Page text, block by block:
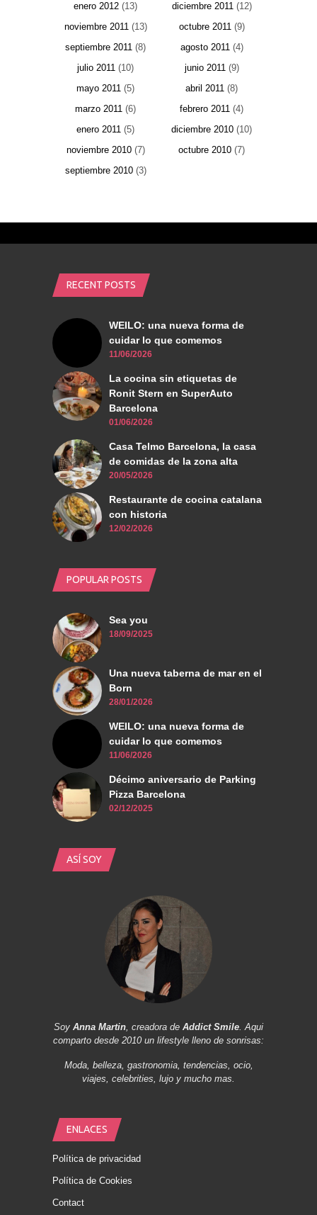
enero 2012 (13) diciembre 2011(12)
noviembre 2011(13) octubre 2011(9)
septiembre 2011 (8) agosto 2011(4)
julio 2011 (10) junio 2011(9)
mayo 2011 (5) abril 2011 (8)
marzo 2011 (6) febrero 2011 (4)
enero 2011 (5) diciembre 2010 (10)
noviembre 2010(7) octubre 2010 (7)
septiembre 2010(3)
RECENT POSTS
WEILO: una nueva forma de
cuidar lo que comemos
11/06/2026
La cocina sin etiquetas de
Ronit Stern en SuperAuto
Barcelona
01/06/2026
Casa Telmo Barcelona, la casa
de comidas de la zona alta
20/05/2026
Restaurante de cocina catalana
con historia
12/02/2026
POPULAR POSTS
Sea you
18/09/2025
Una nueva taberna de mar en el
Born
28/01/2026
WEILO: una nueva forma de
cuidar lo que comemos
11/06/2026
Décimo aniversario de Parking
Pizza Barcelona
02/12/2025
ASÍ SOY
Soy Anna Martin, creadora de Addict Smile. Aqui
comparto desde 2010 un lifestyle lleno de sonrisas:
Moda, belleza, gastronomia, tendencias, ocio,
viajes, celebrities, lujo y mucho mas.
ENLACES
Política de privacidad
Política de Cookies
Contact